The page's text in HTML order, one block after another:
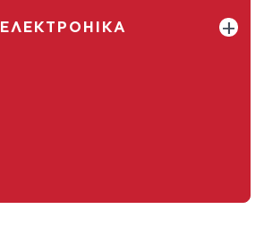
ЕЛЕКТРОНІКА